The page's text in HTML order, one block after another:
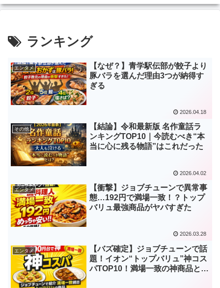
ランキング
エンタメ
【なぜ？】青学駅伝部が餃子より
豚バラを選んだ理由3つが納得す
ぎる
2026.04.18
その他
【結論】令和最新版 名作童話ラ
ンキングTOP10｜今読むべき“本
当に心に残る物語”はこれだった
2026.04.02
エンタメ
【衝撃】ジョブチューンで異常事
態…192円で満場一致！？トップ
バリュ最強商品がヤバすぎた
2026.03.28
エンタメ
【バズ確定】ジョブチューンで話
題！イオン“トップバリュ”神コス
パTOP10！満場一致の神商品と